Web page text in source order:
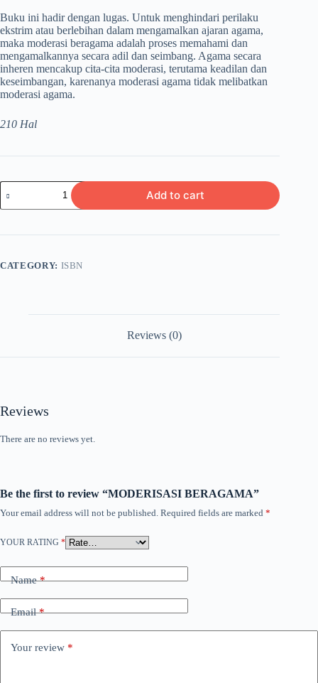
Buku ini hadir dengan lugas. Untuk menghindari perilaku
ekstrim atau berlebihan dalam mengamalkan ajaran agama,
maka moderasi beragama adalah proses memahami dan
mengamalkannya secara adil dan seimbang. Agama secara
inheren mencakup cita-cita moderasi, terutama keadilan dan
keseimbangan, karenanya moderasi agama tidak melibatkan
moderasi agama.
210 Hal
MODERISASI
BERAGAMA
quantity
Add to cart
CATEGORY: ISBN
Reviews (0)
Reviews
There are no reviews yet.
Be the first to review “MODERISASI BERAGAMA”
Your email address will not be published. Required fields are marked *
YOUR RATING *
Name*
Email*
Your review *